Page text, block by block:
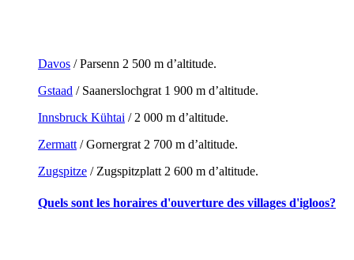
Davos / Parsenn 2 500 m d’altitude.
Gstaad / Saanerslochgrat 1 900 m d’altitude.
Innsbruck Kühtai / 2 000 m d’altitude.
Zermatt/ Gornergrat 2 700 m d’altitude.
Zugspitze / Zugspitzplatt 2 600 m d’altitude.
Quels sont les horaires d'ouverture des villages d'igloos?